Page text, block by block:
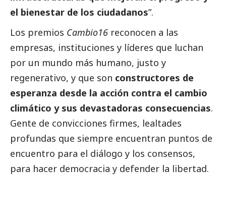
el bienestar de los ciudadanos”.
Los premios Cambio16 reconocen a las
empresas, instituciones y líderes que luchan
por un mundo más humano, justo y
regenerativo, y que son constructores de
esperanza desde la acción contra el cambio
climático y sus devastadoras consecuencias.
Gente de convicciones firmes, lealtades
profundas que siempre encuentran puntos de
encuentro para el diálogo y los consensos,
para hacer democracia y defender la libertad.